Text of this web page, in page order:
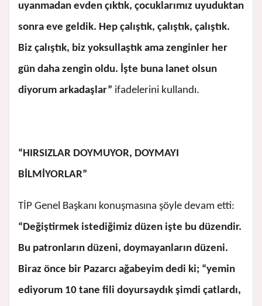
uyanmadan evden çıktık, çocuklarımız uyuduktan
sonra eve geldik. Hep çalıştık, çalıştık, çalıştık.
Biz çalıştık, biz yoksullaştık ama zenginler her
gün daha zengin oldu. İşte buna lanet olsun
diyorum arkadaşlar” ifadelerini kullandı.
“HIRSIZLAR DOYMUYOR, DOYMAYI
BİLMİYORLAR”
TİP Genel Başkanı konuşmasına şöyle devam etti:
“Değiştirmek istediğimiz düzen işte bu düzendir.
Bu patronların düzeni, doymayanların düzeni.
Biraz önce bir Pazarcı ağabeyim dedi ki; “yemin
ediyorum 10 tane fili doyursaydık şimdi çatlardı,